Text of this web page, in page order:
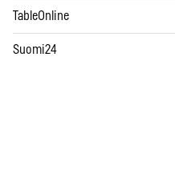
TableOnline
Suomi24